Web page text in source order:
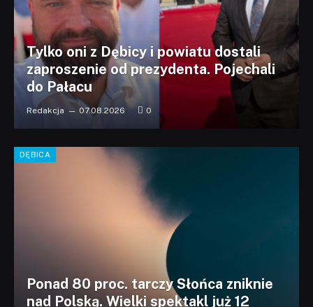
Tylko oni z Dębicy i powiatu dostali
zaproszenie od prezydenta. Pojechali
do Pałacu
Redakcja 07.08.2026 0
DĘBICA
Ponad 80 proc. tarczy Słońca zniknie
nad Polską. Wielki spektakl już 12